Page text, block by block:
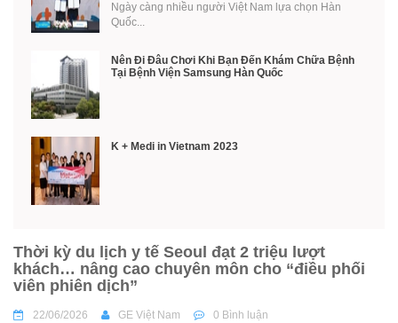
Ngày càng nhiều người Việt Nam lựa chọn Hàn
Quốc...
Nên Đi Đâu Chơi Khi Bạn Đến Khám Chữa Bệnh
Tại Bệnh Viện Samsung Hàn Quốc
K + Medi in Vietnam 2023
Thời kỳ du lịch y tế Seoul đạt 2 triệu lượt
khách… nâng cao chuyên môn cho “điều phối
viên phiên dịch”
22/06/2026 GE Việt Nam 0 Bình luận